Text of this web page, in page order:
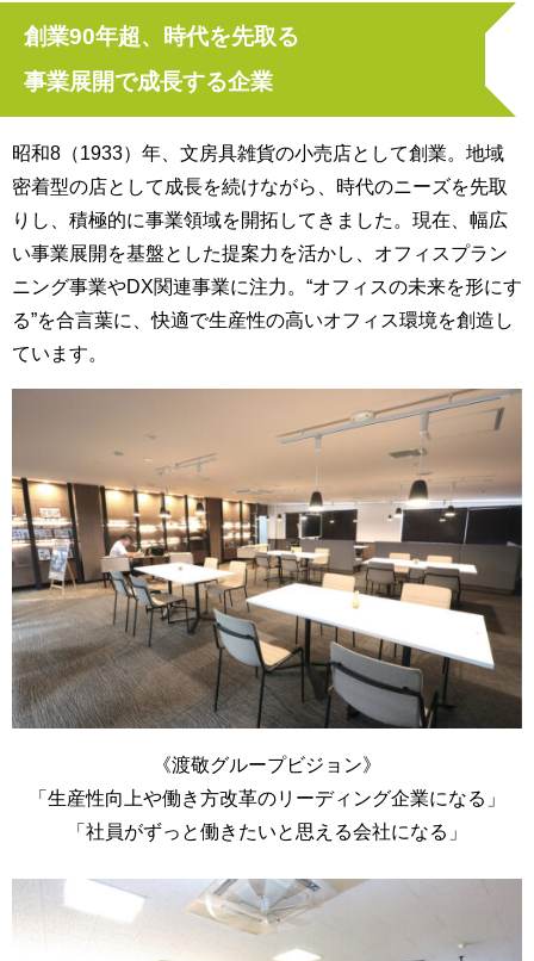
創業90年超、時代を先取る
事業展開で成長する企業
昭和8（1933）年、文房具雑貨の小売店として創業。地域
密着型の店として成長を続けながら、時代のニーズを先取
りし、積極的に事業領域を開拓してきました。現在、幅広
い事業展開を基盤とした提案力を活かし、オフィスプラン
ニング事業やDX関連事業に注力。“オフィスの未来を形にす
る”を合言葉に、快適で生産性の高いオフィス環境を創造し
ています。
《渡敬グループビジョン》
「生産性向上や働き方改革のリーディング企業になる」
「社員がずっと働きたいと思える会社になる」